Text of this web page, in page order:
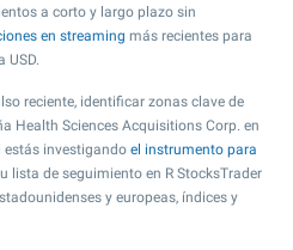
a corto y largo plazo sin
en streaming más recientes para
USD.
reciente, identificar zonas clave de
Health Sciences Acquisitions Corp. en
estás investigando el instrumento para
lista de seguimiento en R StocksTrader
y europeas, índices y